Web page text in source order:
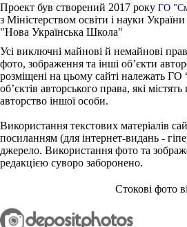
Проект був створений 2017 року ГО
з Міністерством освіти і науки
"Нова Українська Школа"
Усі виключні майнові й немайнові
фото, зображення та інші об’єкти
розміщені на цьому сайті належать ГО
об’єктів авторського права, які
авторство іншої особи.
Використання текстових матеріалів
посиланням (для інтернет-видань -
джерело. Використання фото та
редакцією суворо заборонено.
Стокові фото